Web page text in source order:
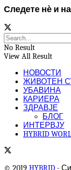
Следете нѐ и
No Result
View All Result
НОВОСТИ
ЖИВОТЕН
УБАВИНА
КАРИЕРА
ЗДРАВЈЕ
БЛОГ
ИНТЕРВЈУ
HYBRID
© 2019 HYBRID -